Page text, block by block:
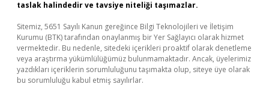
taslak halindedir ve tavsiye niteliği taşımazlar.
Sitemiz, 5651 Sayılı Kanun gereğince Bilgi Teknolojileri ve İletişim
Kurumu (BTK) tarafından onaylanmış bir Yer Sağlayıcı olarak hizmet
vermektedir. Bu nedenle, sitedeki içerikleri proaktif olarak denetleme
veya araştırma yükümlülüğümüz bulunmamaktadır. Ancak, üyelerimiz
yazdıkları içeriklerin sorumluluğunu taşımakta olup, siteye üye olarak
bu sorumluluğu kabul etmiş sayılırlar.